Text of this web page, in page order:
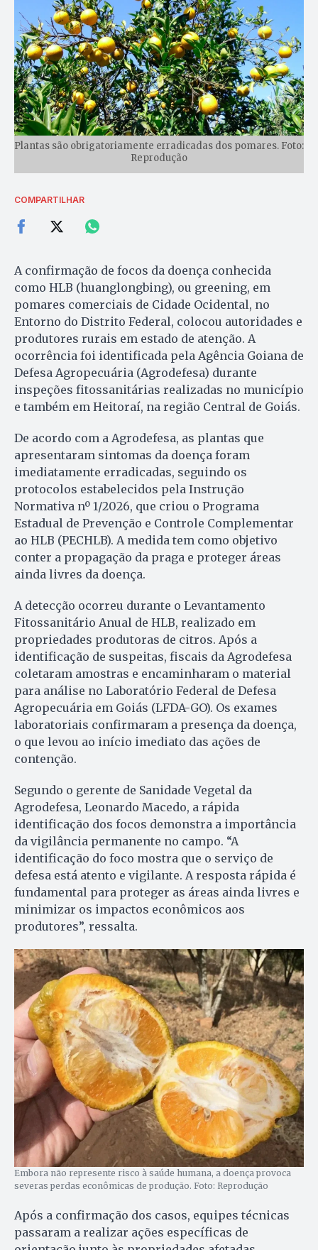
Plantas são obrigatoriamente erradicadas dos pomares. Foto:
Reprodução
COMPARTILHAR
A confirmação de focos da doença conhecida
como HLB (huanglongbing), ou greening, em
pomares comerciais de Cidade Ocidental, no
Entorno do Distrito Federal, colocou autoridades e
produtores rurais em estado de atenção. A
ocorrência foi identificada pela Agência Goiana de
Defesa Agropecuária (Agrodefesa) durante
inspeções fitossanitárias realizadas no município
e também em Heitoraí, na região Central de Goiás.
De acordo com a Agrodefesa, as plantas que
apresentaram sintomas da doença foram
imediatamente erradicadas, seguindo os
protocolos estabelecidos pela Instrução
Normativa nº 1/2026, que criou o Programa
Estadual de Prevenção e Controle Complementar
ao HLB (PECHLB). A medida tem como objetivo
conter a propagação da praga e proteger áreas
ainda livres da doença.
A detecção ocorreu durante o Levantamento
Fitossanitário Anual de HLB, realizado em
propriedades produtoras de citros. Após a
identificação de suspeitas, fiscais da Agrodefesa
coletaram amostras e encaminharam o material
para análise no Laboratório Federal de Defesa
Agropecuária em Goiás (LFDA-GO). Os exames
laboratoriais confirmaram a presença da doença,
o que levou ao início imediato das ações de
contenção.
Segundo o gerente de Sanidade Vegetal da
Agrodefesa, Leonardo Macedo, a rápida
identificação dos focos demonstra a importância
da vigilância permanente no campo. “A
identificação do foco mostra que o serviço de
defesa está atento e vigilante. A resposta rápida é
fundamental para proteger as áreas ainda livres e
minimizar os impactos econômicos aos
produtores”, ressalta.
Embora não represente risco à saúde humana, a doença provoca
severas perdas econômicas de produção. Foto: Reprodução
Após a confirmação dos casos, equipes técnicas
passaram a realizar ações específicas de